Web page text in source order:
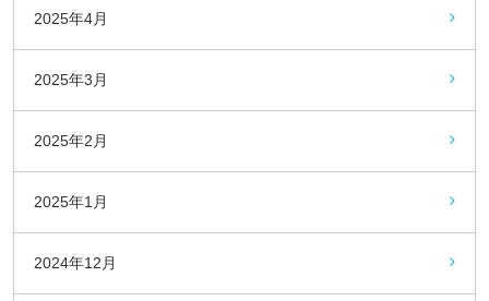
2025年4月
2025年3月
2025年2月
2025年1月
2024年12月